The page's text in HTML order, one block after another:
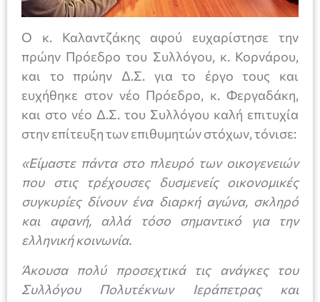
Ο κ. Καλαντζάκης αφού ευχαρίστησε την
πρώην Πρόεδρο του Συλλόγου, κ. Κορνάρου,
και το πρώην Δ.Σ. για το έργο τους και
ευχήθηκε στον νέο Πρόεδρο, κ. Φεργαδάκη,
και στο νέο Δ.Σ. του Συλλόγου καλή επιτυχία
στην επίτευξη των επιθυμητών στόχων, τόνισε:
«Είμαστε πάντα στο πλευρό των οικογενειών
που στις τρέχουσες δυσμενείς οικονομικές
συγκυρίες δίνουν ένα διαρκή αγώνα, σκληρό
και αφανή, αλλά τόσο σημαντικό για την
ελληνική κοινωνία.
Άκουσα πολύ προσεχτικά τις ανάγκες του
Συλλόγου Πολυτέκνων Ιεράπετρας και